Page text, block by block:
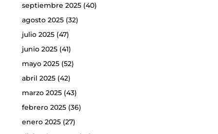
septiembre 2025(40)
agosto 2025(32)
julio 2025(47)
junio 2025(41)
mayo 2025(52)
abril 2025(42)
marzo 2025(43)
febrero 2025(36)
enero 2025(27)